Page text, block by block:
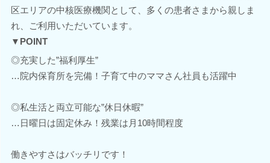
区エリアの中核医療機関として、多くの患者さまから親しま
れ、ご利用いただいています。
▼POINT
◎充実した”福利厚生”
…院内保育所を完備！子育て中のママさん社員も活躍中
◎私生活と両立可能な”休日休暇”
…日曜日は固定休み！残業は月10時間程度
働きやすさはバッチリです！